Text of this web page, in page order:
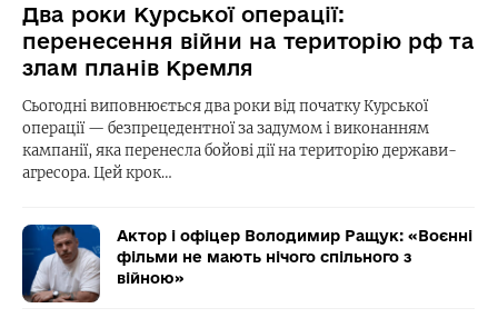
Два роки Курської операції:
перенесення війни на територію рф та
злам планів Кремля
Сьогодні виповнюється два роки від початку Курської
операції — безпрецедентної за задумом і виконанням
кампанії, яка перенесла бойові дії на територію держави-
агресора. Цей крок…
Актор і офіцер Володимир Ращук: «Воєнні
фільми не мають нічого спільного з
війною»